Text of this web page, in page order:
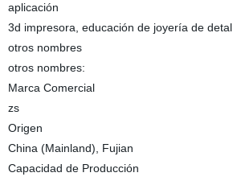
aplicación
3d impresora, educación de joyería de detal
otros nombres
otros nombres:
Marca Comercial
zs
Origen
China (Mainland), Fujian
Capacidad de Producción